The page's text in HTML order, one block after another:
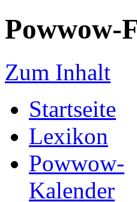
Powwow-
Zum Inhalt
Startseite
Lexikon
Powwow-
Kalender